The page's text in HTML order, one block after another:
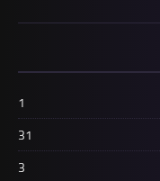
1
31
3